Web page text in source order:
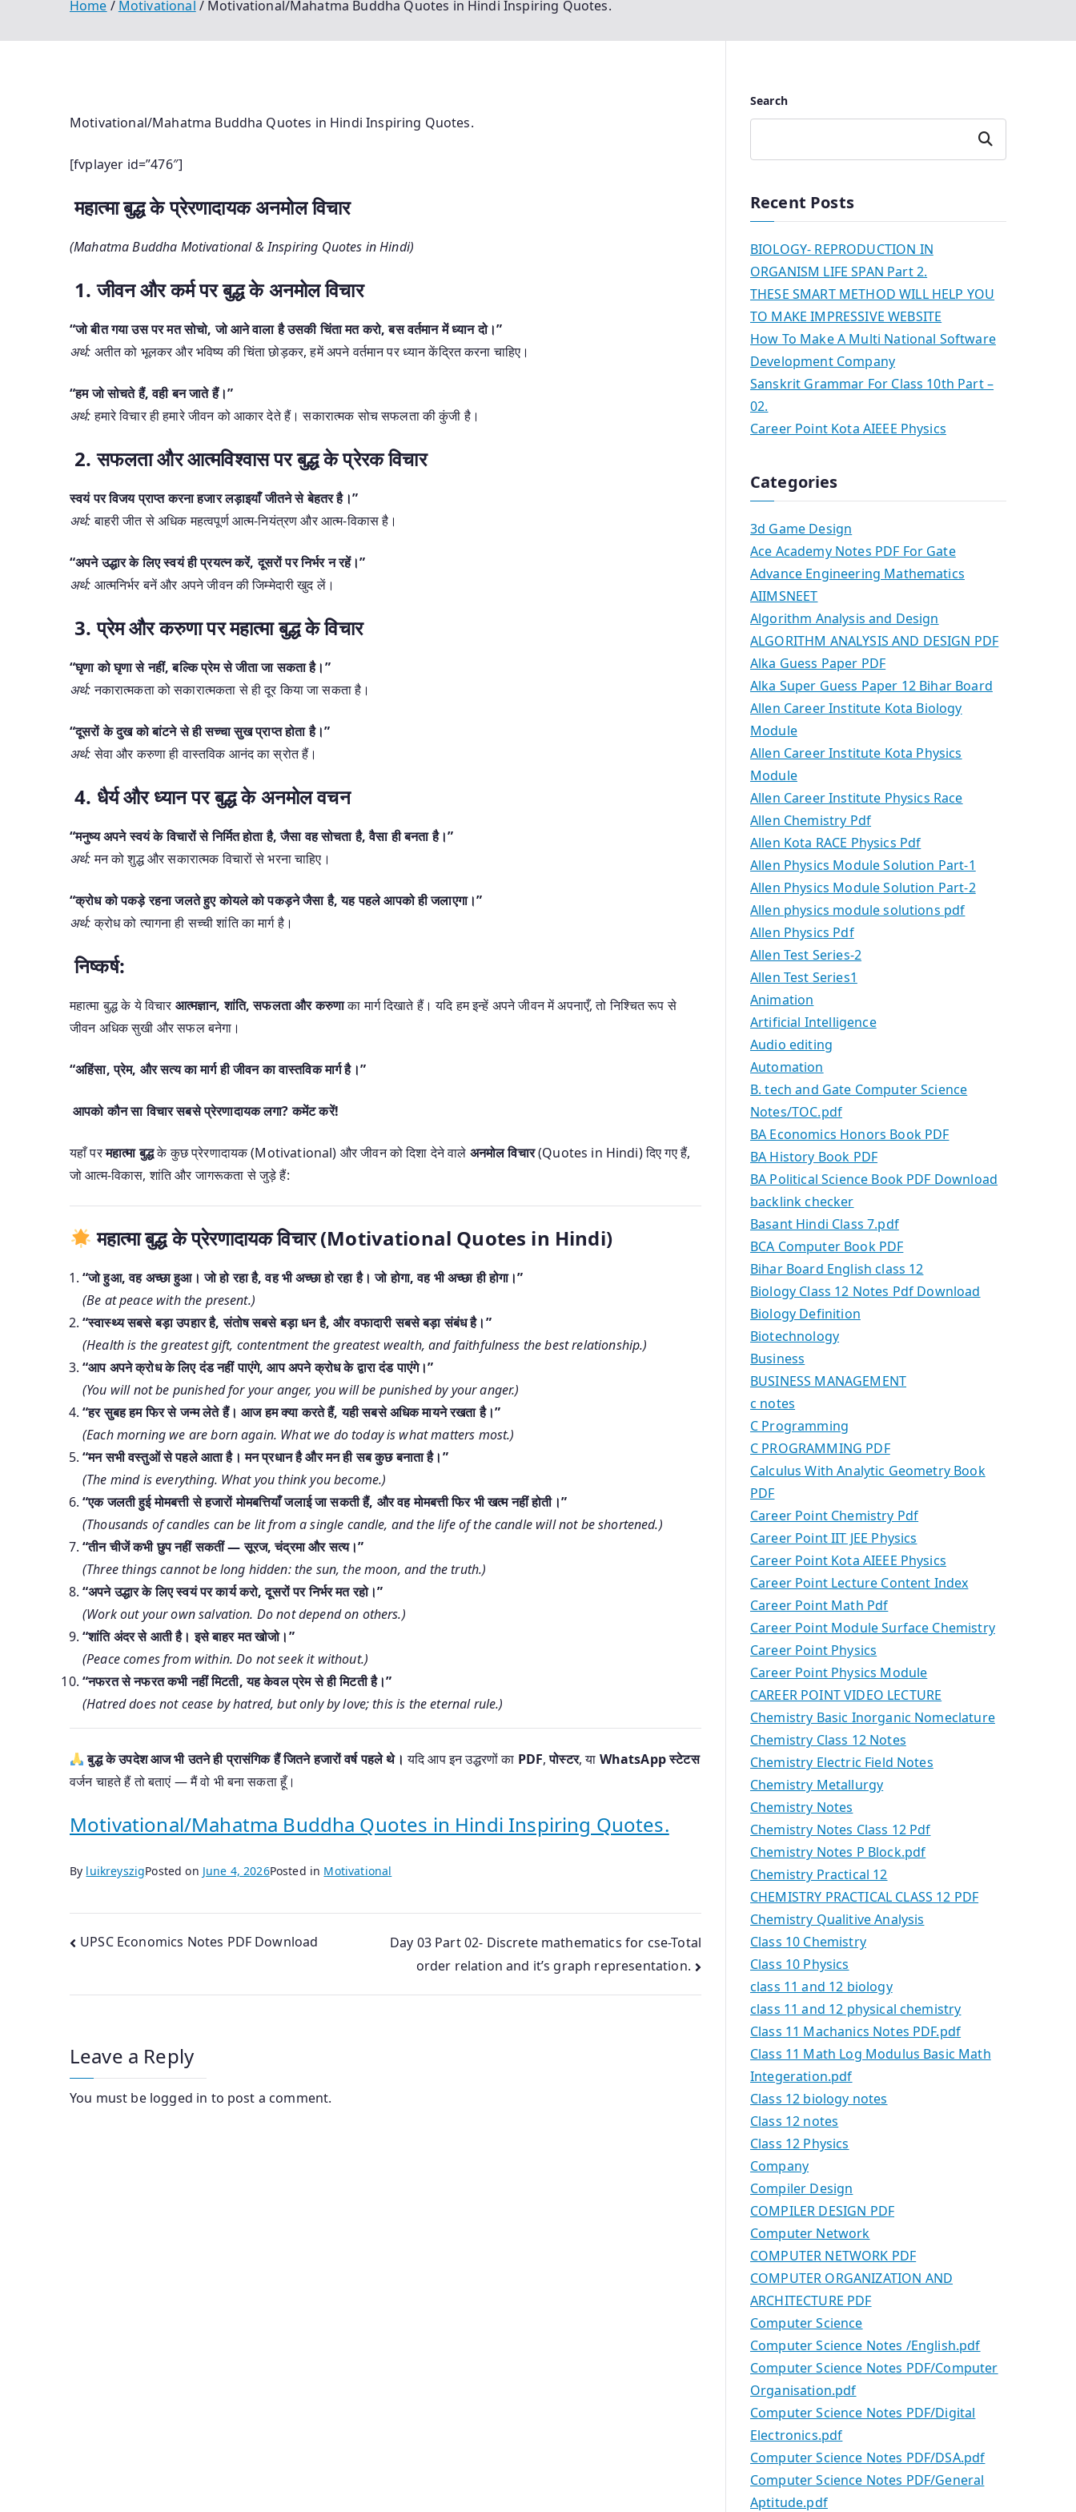
Home Motivational Motivational/Mahatma Buddha Quotes in Hindi Inspiring Quotes.
Motivational/Mahatma Buddha Quotes in Hindi Inspiring Quotes.
[fvplayer id=”476″]
महात्मा बुद्ध के प्रेरणादायक अनमोल विचार
(Mahatma Buddha Motivational & Inspiring Quotes in Hindi)
1. जीवन और कर्म पर बुद्ध के अनमोल विचार
“जो बीत गया उस पर मत सोचो, जो आने वाला है उसकी चिंता मत करो, बस वर्तमान में ध्यान दो।”
अर्थ: अतीत को भूलकर और भविष्य की चिंता छोड़कर, हमें अपने वर्तमान पर ध्यान केंद्रित करना चाहिए।
“हम जो सोचते हैं, वही बन जाते हैं।”
अर्थ:हमारे विचार ही हमारे जीवन को आकार देते हैं। सकारात्मक सोच सफलता की कुंजी है।
2. सफलता और आत्मविश्वास पर बुद्ध के प्रेरक विचार
स्वयं पर विजय प्राप्त करना हजार लड़ाइयाँ जीतने से बेहतर है।”
अर्थ:बाहरी जीत से अधिक महत्वपूर्ण आत्म-नियंत्रण और आत्म-विकास है।
“अपने उद्धार के लिए स्वयं ही प्रयत्न करें, दूसरों पर निर्भर न रहें।”
अर्थ: आत्मनिर्भर बनें और अपने जीवन की जिम्मेदारी खुद लें।
3. प्रेम और करुणा पर महात्मा बुद्ध के विचार
“घृणा को घृणा से नहीं, बल्कि प्रेम से जीता जा सकता है।”
अर्थ:नकारात्मकता को सकारात्मकता से ही दूर किया जा सकता है।
“दूसरों के दुख को बांटने से ही सच्चा सुख प्राप्त होता है।”
अर्थ:सेवा और करुणा ही वास्तविक आनंद का स्रोत हैं।
4. धैर्य और ध्यान पर बुद्ध के अनमोल वचन
“मनुष्य अपने स्वयं के विचारों से निर्मित होता है, जैसा वह सोचता है, वैसा ही बनता है।”
अर्थ:मन को शुद्ध और सकारात्मक विचारों से भरना चाहिए।
“क्रोध को पकड़े रहना जलते हुए कोयले को पकड़ने जैसा है, यह पहले आपको ही जलाएगा।”
अर्थ:क्रोध को त्यागना ही सच्ची शांति का मार्ग है।
निष्कर्ष:
महात्मा बुद्ध के ये विचार आत्मज्ञान, शांति, सफलता और करुणाका मार्ग दिखाते हैं। यदि हम इन्हें अपने जीवन में अपनाएँ, तो निश्चित रूप से
जीवन अधिक सुखी और सफल बनेगा।
“अहिंसा, प्रेम, और सत्य का मार्ग ही जीवन का वास्तविक मार्ग है।”
आपको कौन सा विचार सबसे प्रेरणादायक लगा? कमेंट करें!
यहाँ परमहात्मा बुद्धके कुछ प्रेरणादायक (Motivational) और जीवन को दिशा देने वाले अनमोल विचार(Quotes in Hindi) दिए गए हैं,
जो आत्म-विकास, शांति और जागरूकता से जुड़े हैं:
महात्मा बुद्ध के प्रेरणादायक विचार (Motivational Quotes in Hindi)
“जो हुआ, वह अच्छा हुआ। जो हो रहा है, वह भी अच्छा हो रहा है। जो होगा, वह भी अच्छा ही होगा।”
(Be at peace with the present.)
“स्वास्थ्य सबसे बड़ा उपहार है, संतोष सबसे बड़ा धन है, और वफादारी सबसे बड़ा संबंध है।”
(Health is the greatest gift, contentment the greatest wealth, and faithfulness the best relationship.)
“आप अपने क्रोध के लिए दंड नहीं पाएंगे, आप अपने क्रोध के द्वारा दंड पाएंगे।”
(You will not be punished for your anger, you will be punished by your anger.)
“हर सुबह हम फिर से जन्म लेते हैं। आज हम क्या करते हैं, यही सबसे अधिक मायने रखता है।”
(Each morning we are born again. What we do today is what matters most.)
“मन सभी वस्तुओं से पहले आता है। मन प्रधान है और मन ही सब कुछ बनाता है।”
(The mind is everything. What you think you become.)
“एक जलती हुई मोमबत्ती से हजारों मोमबत्तियाँ जलाई जा सकती हैं, और वह मोमबत्ती फिर भी खत्म नहीं होती।”
(Thousands of candles can be lit from a single candle, and the life of the candle will not be shortened.)
“तीन चीजें कभी छुप नहीं सकतीं — सूरज, चंद्रमा और सत्य।”
(Three things cannot be long hidden: the sun, the moon, and the truth.)
“अपने उद्धार के लिए स्वयं पर कार्य करो, दूसरों पर निर्भर मत रहो।”
(Work out your own salvation. Do not depend on others.)
“शांति अंदर से आती है। इसे बाहर मत खोजो।”
(Peace comes from within. Do not seek it without.)
“नफरत से नफरत कभी नहीं मिटती, यह केवल प्रेम से ही मिटती है।”
(Hatred does not cease by hatred, but only by love; this is the eternal rule.)
बुद्ध के उपदेश आज भी उतने ही प्रासंगिक हैं जितने हजारों वर्ष पहले थे। यदि आप इन उद्धरणों का PDF,पोस्टर, या WhatsApp स्टेटस
वर्जन चाहते हैं तो बताएं — मैं वो भी बना सकता हूँ।
Motivational/Mahatma Buddha Quotes in Hindi Inspiring Quotes.
By luikreyszigPosted on June 4, 2026Posted in Motivational
Post
UPSC Economics Notes PDF Download
Day 03 Part 02- Discrete mathematics for cse-Total
order relation and it’s graph representation.
Leave a Reply
You must be logged in to post a comment.
Search
Search
Recent Posts
BIOLOGY- REPRODUCTION IN
ORGANISM LIFE SPAN Part 2.
THESE SMART METHOD WILL HELP YOU
TO MAKE IMPRESSIVE WEBSITE
How To Make A Multi National Software
Development Company
Sanskrit Grammar For Class 10th Part –
02.
Career Point Kota AIEEE Physics
Categories
3d Game Design
Ace Academy Notes PDF For Gate
Advance Engineering Mathematics
AIIMSNEET
Algorithm Analysis and Design
ALGORITHM ANALYSIS AND DESIGN PDF
Alka Guess Paper PDF
Alka Super Guess Paper 12 Bihar Board
Allen Career Institute Kota Biology
Module
Allen Career Institute Kota Physics
Module
Allen Career Institute Physics Race
Allen Chemistry Pdf
Allen Kota RACE Physics Pdf
Allen Physics Module Solution Part-1
Allen Physics Module Solution Part-2
Allen physics module solutions pdf
Allen Physics Pdf
Allen Test Series-2
Allen Test Series1
Animation
Artificial Intelligence
Audio editing
Automation
B. tech and Gate Computer Science
Notes/TOC.pdf
BA Economics Honors Book PDF
BA History Book PDF
BA Political Science Book PDF Download
backlink checker
Basant Hindi Class 7.pdf
BCA Computer Book PDF
Bihar Board English class 12
Biology Class 12 Notes Pdf Download
Biology Definition
Biotechnology
Business
BUSINESS MANAGEMENT
c notes
C Programming
C PROGRAMMING PDF
Calculus With Analytic Geometry Book
PDF
Career Point Chemistry Pdf
Career Point IIT JEE Physics
Career Point Kota AIEEE Physics
Career Point Lecture Content Index
Career Point Math Pdf
Career Point Module Surface Chemistry
Career Point Physics
Career Point Physics Module
CAREER POINT VIDEO LECTURE
Chemistry Basic Inorganic Nomeclature
Chemistry Class 12 Notes
Chemistry Electric Field Notes
Chemistry Metallurgy
Chemistry Notes
Chemistry Notes Class 12 Pdf
Chemistry Notes P Block.pdf
Chemistry Practical 12
CHEMISTRY PRACTICAL CLASS 12 PDF
Chemistry Qualitive Analysis
Class 10 Chemistry
Class 10 Physics
class 11 and 12 biology
class 11 and 12 physical chemistry
Class 11 Machanics Notes PDF.pdf
Class 11 Math Log Modulus Basic Math
Integeration.pdf
Class 12 biology notes
Class 12 notes
Class 12 Physics
Company
Compiler Design
COMPILER DESIGN PDF
Computer Network
COMPUTER NETWORK PDF
COMPUTER ORGANIZATION AND
ARCHITECTURE PDF
Computer Science
Computer Science Notes /English.pdf
Computer Science Notes PDF/Computer
Organisation.pdf
Computer Science Notes PDF/Digital
Electronics.pdf
Computer Science Notes PDF/DSA.pdf
Computer Science Notes PDF/General
Aptitude.pdf